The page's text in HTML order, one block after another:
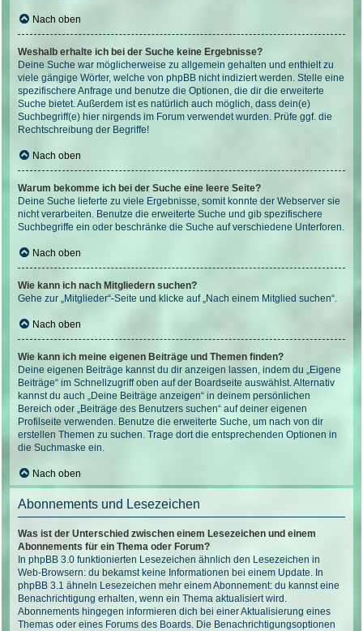
Nach oben
Weshalb erhalte ich bei der Suche keine Ergebnisse?
Deine Suche war möglicherweise zu allgemein gehalten und enthielt zu
viele gängige Wörter, welche von phpBB nicht indiziert werden. Stelle eine
spezifischere Anfrage und benutze die Optionen, die dir die erweiterte
Suche bietet. Außerdem ist es natürlich auch möglich, dass dein(e)
Suchbegriff(e) hier nirgends im Forum verwendet wurden. Prüfe ggf. die
Rechtschreibung der Begriffe!
Nach oben
Warum bekomme ich bei der Suche eine leere Seite?
Deine Suche lieferte zu viele Ergebnisse, somit konnte der Webserver sie
nicht verarbeiten. Benutze die erweiterte Suche und gib spezifischere
Suchbegriffe ein oder beschränke die Suche auf verschiedene Unterforen.
Nach oben
Wie kann ich nach Mitgliedern suchen?
Gehe zur „Mitglieder“-Seite und klicke auf „Nach einem Mitglied suchen“.
Nach oben
Wie kann ich meine eigenen Beiträge und Themen finden?
Deine eigenen Beiträge kannst du dir anzeigen lassen, indem du „Eigene
Beiträge“ im Schnellzugriff oben auf der Boardseite auswählst. Alternativ
kannst du auch „Deine Beiträge anzeigen“ in deinem persönlichen
Bereich oder „Beiträge des Benutzers suchen“ auf deiner eigenen
Profilseite verwenden. Benutze die erweiterte Suche, um nach von dir
erstellen Themen zu suchen. Trage dort die entsprechenden Optionen in
die Suchmaske ein.
Nach oben
Abonnements und Lesezeichen
Was ist der Unterschied zwischen einem Lesezeichen und einem
Abonnements für ein Thema oder Forum?
In phpBB 3.0 funktionierten Lesezeichen ähnlich den Lesezeichen in
Web-Browsern: du bekamst keine Informationen bei einem Update. In
phpBB 3.1 ähneln Lesezeichen mehr einem Abonnement: du kannst eine
Benachrichtigung erhalten, wenn ein Thema aktualisiert wird.
Abonnements hingegen informieren dich bei einer Aktualisierung eines
Themas oder eines Forums des Boards. Die Benachrichtigungsoptionen